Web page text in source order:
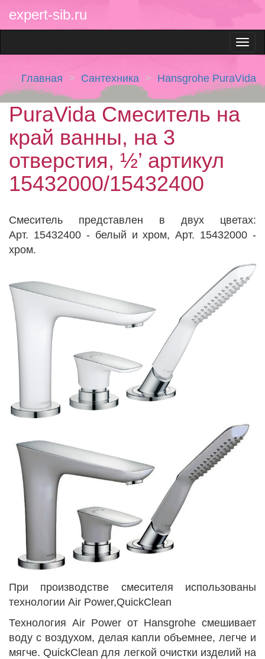
expert-sib.ru
Главная Сантехника Hansgrohe PuraVida
PuraVida Смеситель на
край ванны, на 3
отверстия, ½’ артикул
15432000/15432400
Cмеситель представлен в двух цветах:
Арт. 15432400 - белый и хром, Арт. 15432000 -
хром.
При производстве смесителя использованы
технологии Air Power,QuickClean
Технология Air Power от Hansgrohe смешивает
воду с воздухом, делая капли объемнее, легче и
мягче. QuickClean для легкой очистки изделий на